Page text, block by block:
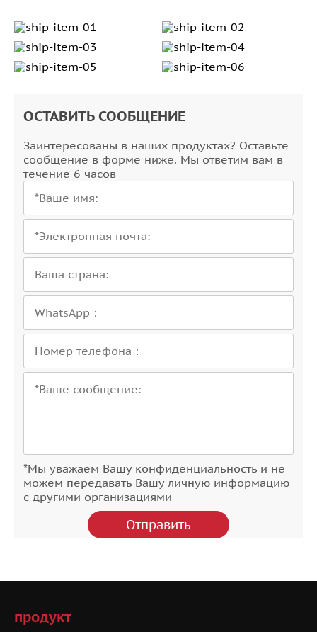
ОСТАВИТЬ СООБЩЕНИЕ
Заинтересованы в наших продуктах? Оставьте
сообщение в форме ниже. Мы ответим вам в
течение 6 часов
*Мы уважаем Вашу конфиденциальность и не
можем передавать Вашу личную информацию
с другими организациями
продукт